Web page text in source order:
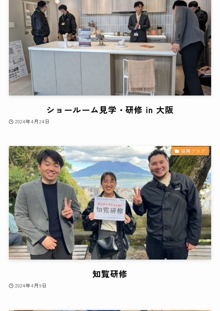
ショールーム見学・研修 in 大阪
2024年4月24日
採用ブログ
知覧研修
2024年4月9日